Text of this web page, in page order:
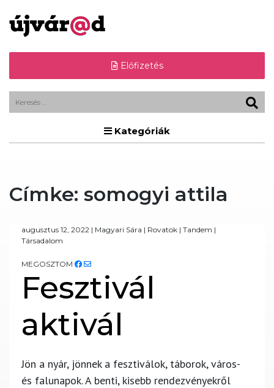
Előfizetés
Kategóriák
Címke: somogyi attila
augusztus 12, 2022 | Magyari Sára | Rovatok | Tandem |
Társadalom
MEGOSZTOM
Fesztivál
aktivál
Jön a nyár, jönnek a fesztiválok, táborok, város-
és falunapok. A benti, kisebb rendezvényekről